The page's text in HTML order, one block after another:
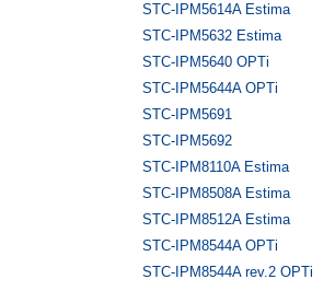
STC-IPM5614A Estima
STC-IPM5632 Estima
STC-IPM5640 OPTi
STC-IPM5644A OPTi
STC-IPM5691
STC-IPM5692
STC-IPM8110A Estima
STC-IPM8508A Estima
STC-IPM8512A Estima
STC-IPM8544A OPTi
STC-IPM8544A rev.2 OPTi